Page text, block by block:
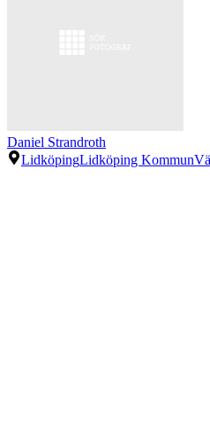
Daniel Strandroth
LidköpingLidköping Kommun